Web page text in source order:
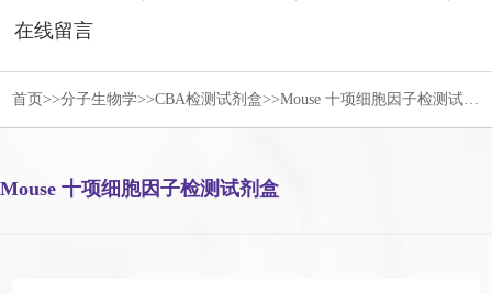
在线留言
首页>>分子生物学>>CBA检测试剂盒>>Mouse 十项细胞因子检测试剂盒
Mouse 十项细胞因子检测试剂盒